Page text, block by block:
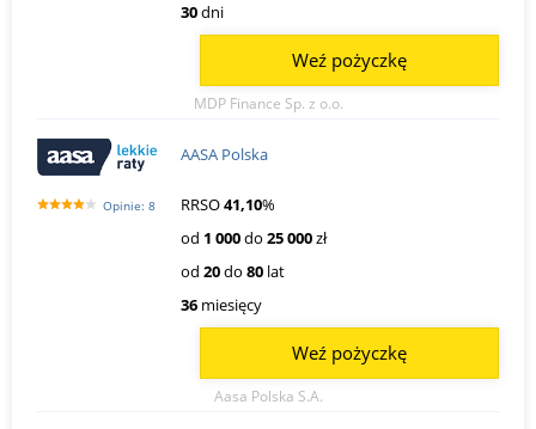
30dni
MDP Finance Sp. z o.o.
Weź pożyczkę
Opinie: 8
AASA Polska
RRSO41,10%
od 1 000do 25 000zł
od 20do 80 lat
36 miesięcy
Aasa Polska S.A.
Weź pożyczkę